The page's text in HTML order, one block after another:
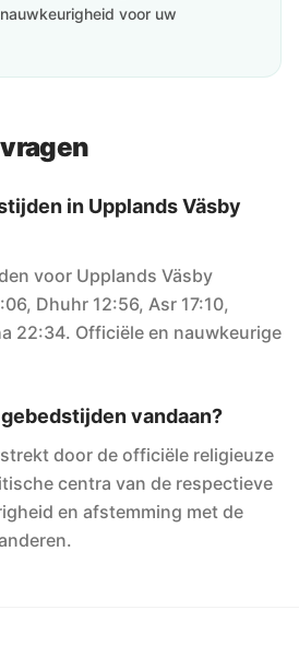
voor uw
in Upplands Väsby
voor Upplands Väsby
Dhuhr 12:56, Asr 17:10,
22:34. Officiële en nauwkeurige
vandaan?
door de officiële religieuze
centra van de respectieve
en afstemming met de